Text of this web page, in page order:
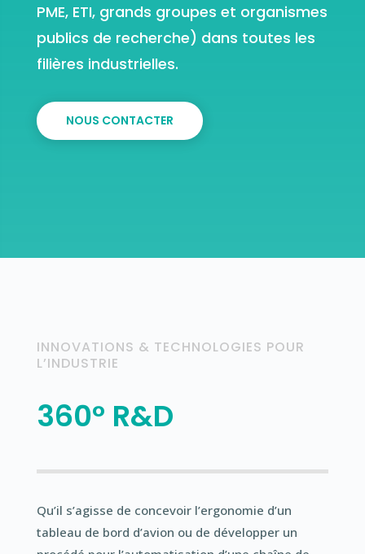
PME, ETI, grands groupes et organismes
publics de recherche) dans toutes les
filières industrielles.
NOUS CONTACTER
INNOVATIONS & TECHNOLOGIES POUR
L’INDUSTRIE
360° R&D
Qu’il s’agisse de concevoir l’ergonomie d’un
tableau de bord d’avion ou de développer un